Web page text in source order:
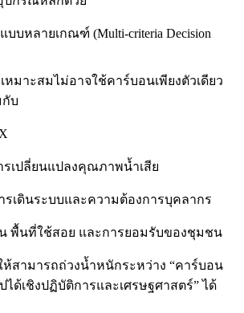
บหลายเกณฑ์ (Multi‑criteria Decision
หมาะสมไม่อาจใช้คาร์บอนเพียงตัวเดียว
บ
เปลี่ยนแปลงคุณภาพน้ำเสีย
เดินระบบและความต้องการบุคลากร
พื้นที่ใช้สอย และการยอมรับของชุมชน
ห้สามารถถ่วงน้ำหนักระหว่าง “คาร์บอน
ได้เชิงปฏิบัติการและเศรษฐศาสตร์” ได้